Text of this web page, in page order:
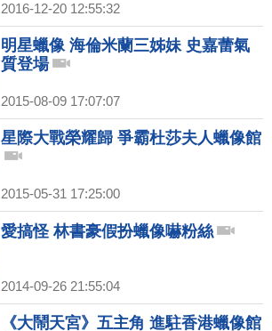
2016-12-20 12:55:32
明星蠟像 海倫米蘭三姊妹 史嘉蕾氣
質登場
2015-08-09 17:07:07
星際大戰榮耀歸 爭霸杜莎夫人蠟像館
2015-05-31 17:25:00
愛搞怪 林書豪假扮蠟像嚇粉絲
2014-09-26 21:55:04
《大鬧天宮》五主角 進駐香港蠟像館